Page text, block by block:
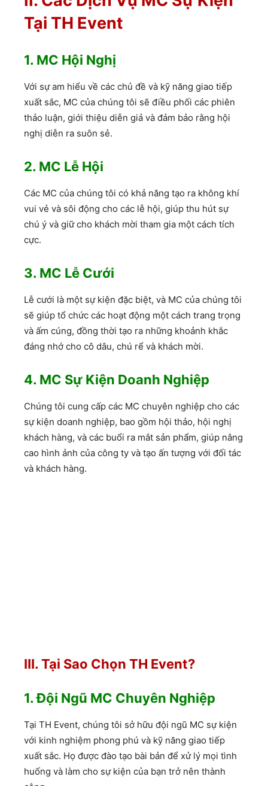
Tại TH Event
1. MC Hội Nghị
Với sự am hiểu về các chủ đề và kỹ năng giao tiếp
xuất sắc, MC của chúng tôi sẽ điều phối các phiên
thảo luận, giới thiệu diễn giả và đảm bảo rằng hội
nghị diễn ra suôn sẻ.
2. MC Lễ Hội
Các MC của chúng tôi có khả năng tạo ra không khí
vui vẻ và sôi động cho các lễ hội, giúp thu hút sự
chú ý và giữ cho khách mời tham gia một cách tích
cực.
3. MC Lễ Cưới
Lễ cưới là một sự kiện đặc biệt, và MC của chúng tôi
sẽ giúp tổ chức các hoạt động một cách trang trọng
và ấm cúng, đồng thời tạo ra những khoảnh khắc
đáng nhớ cho cô dâu, chú rể và khách mời.
4. MC Sự Kiện Doanh Nghiệp
Chúng tôi cung cấp các MC chuyên nghiệp cho các
sự kiện doanh nghiệp, bao gồm hội thảo, hội nghị
khách hàng, và các buổi ra mắt sản phẩm, giúp nâng
cao hình ảnh của công ty và tạo ấn tượng với đối tác
và khách hàng.
III. Tại Sao Chọn TH Event?
1. Đội Ngũ MC Chuyên Nghiệp
Tại TH Event, chúng tôi sở hữu đội ngũ MC sự kiện
với kinh nghiệm phong phú và kỹ năng giao tiếp
xuất sắc. Họ được đào tạo bài bản để xử lý mọi tình
huống và làm cho sự kiện của bạn trở nên thành